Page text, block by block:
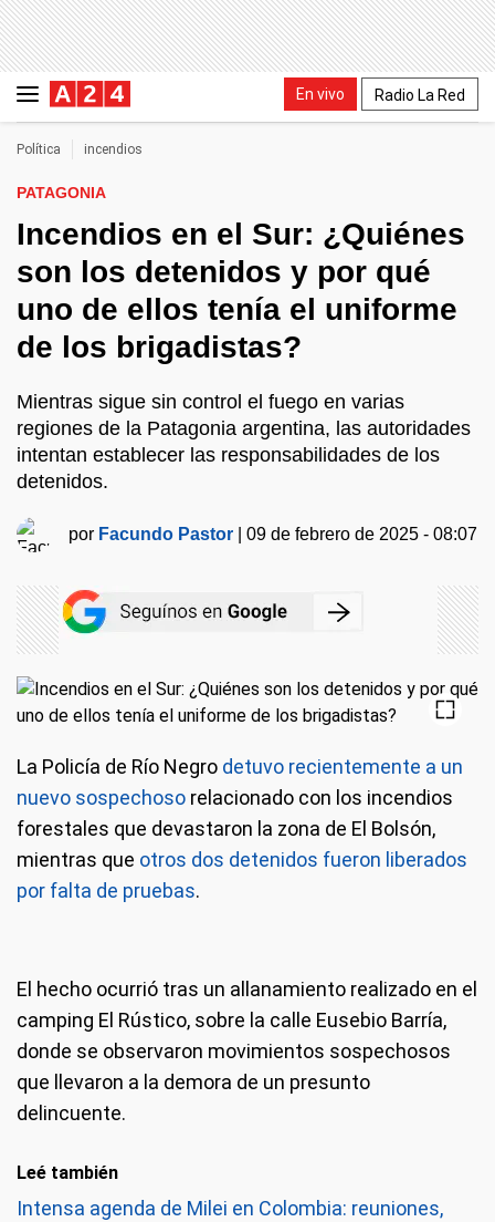
En vivo Radio La Red
Política incendios
PATAGONIA
Incendios en el Sur: ¿Quiénes
son los detenidos y por qué
uno de ellos tenía el uniforme
de los brigadistas?
Mientras sigue sin control el fuego en varias
regiones de la Patagonia argentina, las autoridades
intentan establecer las responsabilidades de los
detenidos.
por Facundo Pastor |09 de febrero de 2025 - 08:07
La Policía de Río Negro detuvo recientemente a un
nuevo sospechoso relacionado con los incendios
forestales que devastaron la zona de El Bolsón,
mientras que otros dos detenidos fueron liberados
por falta de pruebas.
El hecho ocurrió tras un allanamiento realizado en el
camping El Rústico, sobre la calle Eusebio Barría,
donde se observaron movimientos sospechosos
que llevaron a la demora de un presunto
delincuente.
Leé también
Intensa agenda de Milei en Colombia: reuniones,